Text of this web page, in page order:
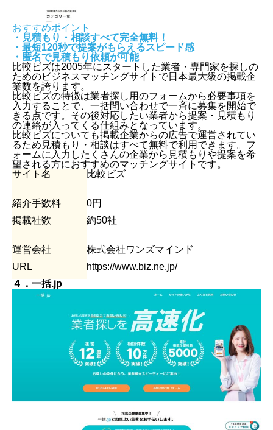
おすすめポイント
・見積もり・相談すべて完全無料！
・最短120秒で提案がもらえるスピード感
・匿名で見積もり依頼が可能
比較ビズは2005年にスタートした業者・専門家を探しの
ためのビジネスマッチングサイトで日本最大級の掲載企
業数を誇ります。
比較ビズの特徴は業者探し用のフォームから必要事項を
入力することで、一括問い合わせで一斉に募集を開始で
きる点です。その後対応したい業者から提案・見積もり
の連絡が入ってくる仕組みとなっています。
比較ビズについても掲載企業からの広告で運営されてい
るため見積もり・相談はすべて無料で利用できます。フ
ォームに入力したくさんの企業から見積もりや提案を希
望される方におすすめのマッチングサイトです。
サイト名
比較ビズ
紹介手数料
0円
掲載社数
約50社
運営会社
株式会社ワンズマインド
URL
https://www.biz.ne.jp/
４．一括.jp